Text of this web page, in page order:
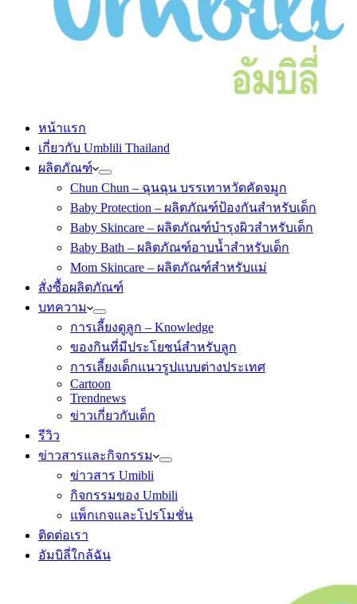
หน้าแรก
เกี่ยวกับ Umblili Thailand
ผลิตภัณฑ์
Chun Chun – ฉุนฉุน บรรเทาหวัดคัดจมูก
Baby Protection – ผลิตภัณฑ์ป้องกันสำหรับเด็ก
Baby Skincare – ผลิตภัณฑ์บำรุงผิวสำหรับเด็ก
Baby Bath – ผลิตภัณฑ์อาบน้ำสำหรับเด็ก
Mom Skincare – ผลิตภัณฑ์สำหรับแม่
สั่งซื้อผลิตภัณฑ์
บทความ
การเลี้ยงดูลูก – Knowledge
ของกินที่มีประโยชน์สำหรับลูก
การเลี้ยงเด็กแนวรูปแบบต่างประเทศ
Cartoon
Trendnews
ข่าวเกี่ยวกับเด็ก
รีวิว
ข่าวสารและกิจกรรม
ข่าวสาร Umibli
กิจกรรมของ Umbili
แพ็กเกจและโปรโมชั่น
ติดต่อเรา
อัมบิลี่ใกล้ฉัน